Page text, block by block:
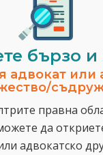
бързо и
адвокат или
правна
да
адвокатско